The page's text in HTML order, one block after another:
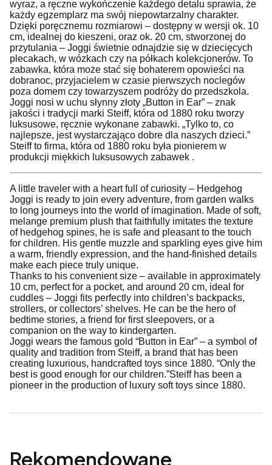
wyraz, a ręczne wykończenie każdego detalu sprawia, że
każdy egzemplarz ma swój niepowtarzalny charakter.
Dzięki poręcznemu rozmiarowi – dostępny w wersji ok. 10
cm, idealnej do kieszeni, oraz ok. 20 cm, stworzonej do
przytulania – Joggi świetnie odnajdzie się w dziecięcych
plecakach, w wózkach czy na półkach kolekcjonerów. To
zabawka, która może stać się bohaterem opowieści na
dobranoc, przyjacielem w czasie pierwszych noclegów
poza domem czy towarzyszem podróży do przedszkola.
Joggi nosi w uchu słynny złoty „Button in Ear” – znak
jakości i tradycji marki Steiff, która od 1880 roku tworzy
luksusowe, ręcznie wykonane zabawki. „Tylko to, co
najlepsze, jest wystarczająco dobre dla naszych dzieci.”
Steiff to firma, która od 1880 roku była pionierem w
produkcji miękkich luksusowych zabawek .
A little traveler with a heart full of curiosity – Hedgehog
Joggi is ready to join every adventure, from garden walks
to long journeys into the world of imagination. Made of soft,
melange premium plush that faithfully imitates the texture
of hedgehog spines, he is safe and pleasant to the touch
for children. His gentle muzzle and sparkling eyes give him
a warm, friendly expression, and the hand-finished details
make each piece truly unique.
Thanks to his convenient size – available in approximately
10 cm, perfect for a pocket, and around 20 cm, ideal for
cuddles – Joggi fits perfectly into children’s backpacks,
strollers, or collectors’ shelves. He can be the hero of
bedtime stories, a friend for first sleepovers, or a
companion on the way to kindergarten.
Joggi wears the famous gold “Button in Ear” – a symbol of
quality and tradition from Steiff, a brand that has been
creating luxurious, handcrafted toys since 1880. “Only the
best is good enough for our children.”Steiff has been a
pioneer in the production of luxury soft toys since 1880.
Rekomendowane